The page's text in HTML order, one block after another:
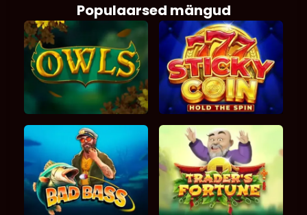
Populaarsed mängud